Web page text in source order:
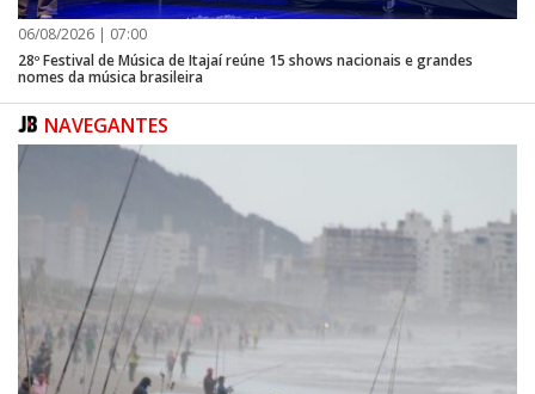
06/08/2026 | 07:00
28º Festival de Música de Itajaí reúne 15 shows nacionais e grandes
nomes da música brasileira
NAVEGANTES